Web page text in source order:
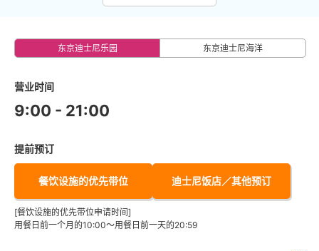
东京迪士尼乐园 东京迪士尼海洋
营业时间
9:00 - 21:00
提前预订
餐饮设施的优先带位 迪士尼饭店／其他预订
[餐饮设施的优先带位申请时间]
用餐日前一个月的10:00～用餐日前一天的20:59